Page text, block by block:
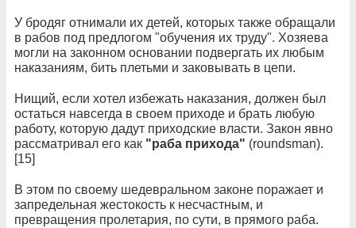
У бродяг отнимали их детей, которых также обращали
в рабов под предлогом "обучения их труду". Хозяева
могли на законном основании подвергать их любым
наказаниям, бить плетьми и заковывать в цепи.
Нищий, если хотел избежать наказания, должен был
остаться навсегда в своем приходе и брать любую
работу, которую дадут приходские власти. Закон явно
рассматривал его как "раба прихода" (roundsmаn).
[15]
В этом по своему шедевральном законе поражает и
запредельная жестокость к несчастным, и
превращения пролетария, по сути, в прямого раба.